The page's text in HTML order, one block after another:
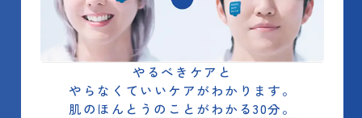
やるべきケアと
やらなくていいケアがわかります。
肌のほんとうのことがわかる30分。